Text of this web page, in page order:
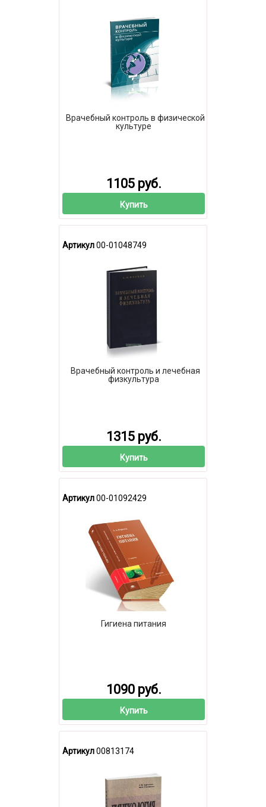
Врачебный контроль в физической
культуре
1105 руб.
Купить
Артикул00-01048749
Врачебный контроль и лечебная
физкультура
1315 руб.
Купить
Артикул00-01092429
Гигиена питания
1090 руб.
Купить
Артикул00813174